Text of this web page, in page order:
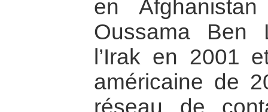
en
Oussama Ben
l’Irak en 2001
américaine de
réseau de